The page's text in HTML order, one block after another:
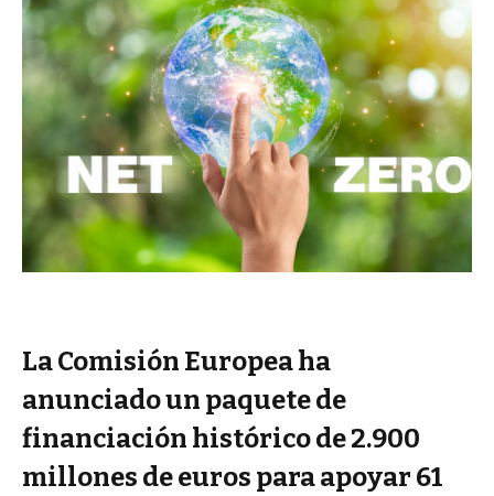
La Comisión Europea ha
anunciado un paquete de
financiación histórico de 2.900
millones de euros para apoyar 61